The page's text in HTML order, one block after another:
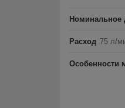
Номинальное
Расход 75 л/
Особенности